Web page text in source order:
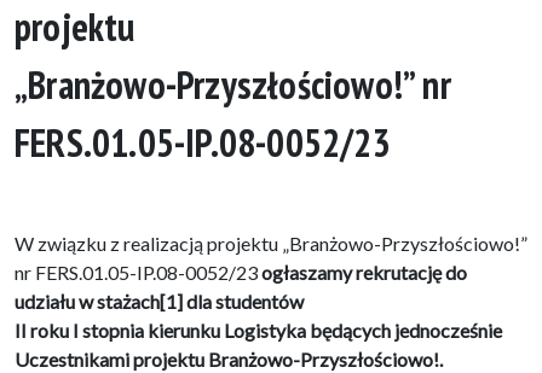
projektu
„Branżowo-Przyszłościowo!” nr
FERS.01.05-IP.08-0052/23
W związku z realizacją projektu „Branżowo-Przyszłościowo!”
nr FERS.01.05-IP.08-0052/23ogłaszamy rekrutację do
udziału w stażach[1] dla studentów
II roku I stopnia kierunku Logistyka będących jednocześnie
Uczestnikami projektu Branżowo-Przyszłościowo!.